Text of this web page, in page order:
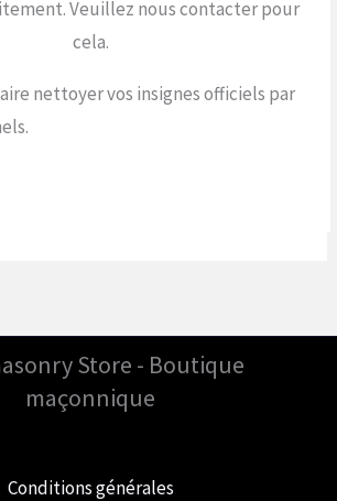
Veuillez nous contacter pour
cela.
nettoyer vos insignes officiels par
Store - Boutique
maçonnique
Conditions générales